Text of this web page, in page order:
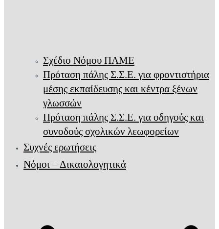
Σχέδιο Νόμου ΠΑΜΕ
Πρόταση πάλης Σ.Σ.Ε. για φροντιστήρια
μέσης εκπαίδευσης και κέντρα ξένων
γλωσσών
Πρόταση πάλης Σ.Σ.Ε. για οδηγούς και
συνοδούς σχολικών λεωφορείων
Συχνές ερωτήσεις
Νόμοι – Δικαιολογητικά